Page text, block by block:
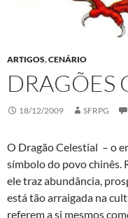
ARTIGOS,CENÁRIO
DRAGÕES
18/12/2009 SFRPG
O Dragão Celestial – o
símbolo do povo chinês.
ele traz abundância,
está tão arraigada na
referem a si mesmos